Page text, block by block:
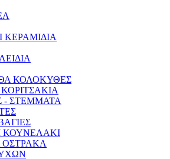
ΚΕΡΑΜΙΔΙΑ
ΚΟΛΟΚΥΘΕΣ
ΚΟΡΙΤΣΑΚΙΑ
- ΣΤΕΜΜΑΤΑ
ΚΟΥΝΕΛΑΚΙ
ΟΣΤΡΑΚΑ